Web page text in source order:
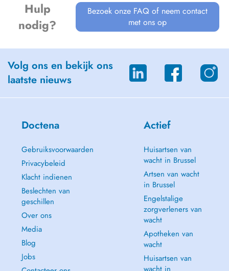
Hulp
nodig?
Bezoek onze FAQ of neem contact
met ons op
Volg ons en bekijk ons
laatste nieuws
Doctena
Gebruiksvoorwaarden
Privacybeleid
Klacht indienen
Beslechten van
geschillen
Over ons
Media
Blog
Jobs
Actief
Huisartsen van
wacht in Brussel
Artsen van wacht
in Brussel
Engelstalige
zorgverleners van
wacht
Apotheken van
wacht
Huisartsen van